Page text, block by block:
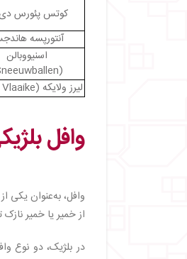
کوتس پئورس دی
آنتورپسه
اسنیووبالن
(Sneeuwballen)
لیرز ولایکه (Liers Vlaaike)
وافل
وافل، به‌عنوان یکی
از خمیر یا خمیر
در بلژیک، دو نوع